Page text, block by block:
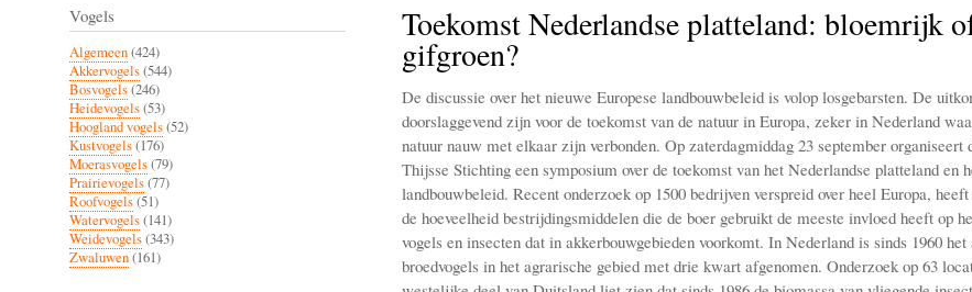
Toekomst Nederlandse platteland: bloemrijk
gifgroen?
De discussie over het nieuwe Europese landbouwbeleid is volop losgebarsten. De
doorslaggevend zijn voor de toekomst van de natuur in Europa, zeker in Nederland
natuur nauw met elkaar zijn verbonden. Op zaterdagmiddag 23 september organiseert
Thijsse Stichting een symposium over de toekomst van het Nederlandse platteland en
landbouwbeleid. Recent onderzoek op 1500 bedrijven verspreid over heel Europa,
de hoeveelheid bestrijdingsmiddelen die de boer gebruikt de meeste invloed heeft op
vogels en insecten dat in akkerbouwgebieden voorkomt. In Nederland is sinds 1960 het
broedvogels in het agrarische gebied met drie kwart afgenomen. Onderzoek op 63
Vogels
Algemeen(424)
Akkervogels(544)
Bosvogels(246)
Heidevogels(53)
Hoogland vogels(52)
Kustvogels(176)
Moerasvogels(79)
Prairievogels(77)
Roofvogels(51)
Watervogels(141)
Weidevogels(343)
Zwaluwen(161)